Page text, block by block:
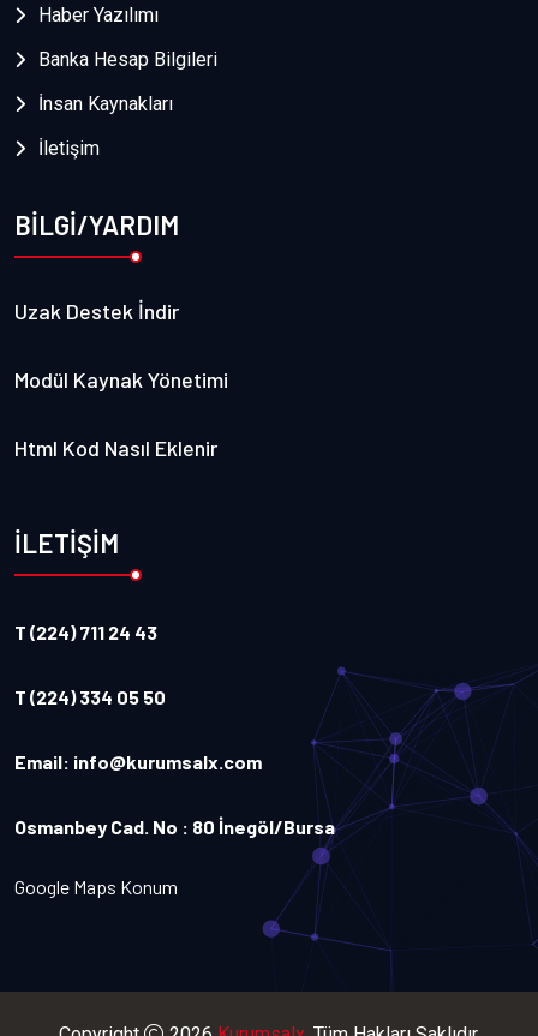
Haber Yazılımı
Banka Hesap Bilgileri
İnsan Kaynakları
İletişim
BİLGİ/YARDIM
Uzak Destek İndir
Modül Kaynak Yönetimi
Html Kod Nasıl Eklenir
İLETİŞİM
T (224) 711 24 43
T (224) 334 05 50
Email: info@kurumsalx.com
Osmanbey Cad. No : 80 İnegöl/Bursa
Google Maps Konum